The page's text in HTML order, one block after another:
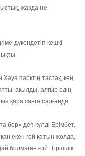
жазда не
дүкендетіп кешкі
парктің тастақ, кең,
ақылды, алғыр едің
қара санға салғанда
деп күлді Ерімбет.
екен ғой қатын жолда,
болмаған ғой. Тіршілік